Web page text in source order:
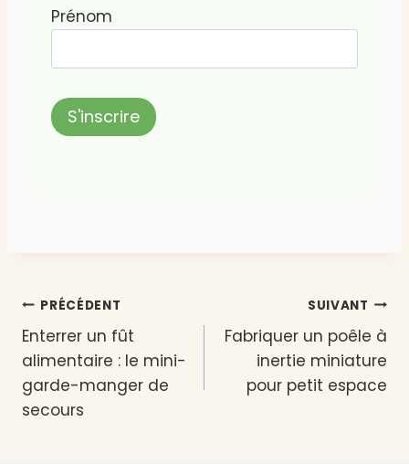
Prénom
Navigation
de
l’article
PRÉCÉDENT
Enterrer un fût
alimentaire : le mini-
garde-manger de
secours
SUIVANT
Fabriquer un poêle à
inertie miniature
pour petit espace